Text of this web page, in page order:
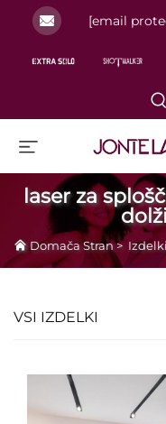
[email
laser za
Domača Stran> Izdelki
VSI IZDELKI